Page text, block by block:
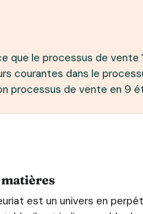
que le processus de vente
courantes dans le
processus de vente en 9
est un univers en